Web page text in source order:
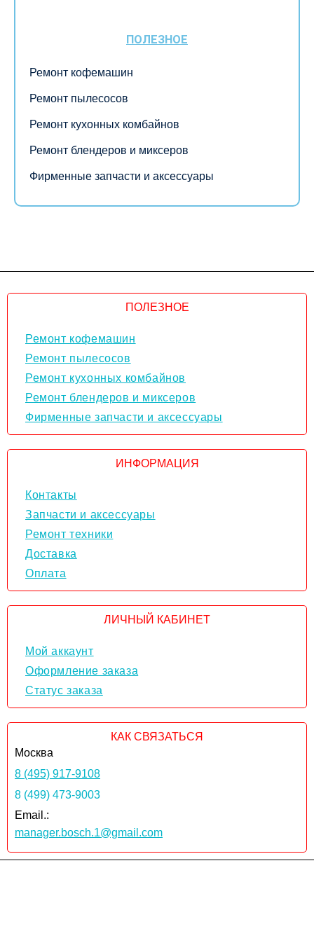
ПОЛЕЗНОЕ
Ремонт кофемашин
Ремонт пылесосов
Ремонт кухонных комбайнов
Ремонт блендеров и миксеров
Фирменные запчасти и аксессуары
ПОЛЕЗНОЕ
Ремонт кофемашин
Ремонт пылесосов
Ремонт кухонных комбайнов
Ремонт блендеров и миксеров
Фирменные запчасти и аксессуары
ИНФОРМАЦИЯ
Контакты
Запчасти и аксессуары
Ремонт техники
Доставка
Оплата
ЛИЧНЫЙ КАБИНЕТ
Мой аккаунт
Оформление заказа
Статус заказа
КАК СВЯЗАТЬСЯ
Москва
8 (495) 917-9108
8 (499) 473-9003
Email.:
manager.bosch.1@gmail.com